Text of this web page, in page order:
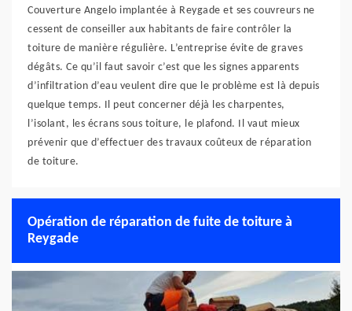
Couverture Angelo implantée à Reygade et ses couvreurs ne
cessent de conseiller aux habitants de faire contrôler la
toiture de manière régulière. L’entreprise évite de graves
dégâts. Ce qu’il faut savoir c’est que les signes apparents
d’infiltration d’eau veulent dire que le problème est là depuis
quelque temps. Il peut concerner déjà les charpentes,
l’isolant, les écrans sous toiture, le plafond. Il vaut mieux
prévenir que d’effectuer des travaux coûteux de réparation
de toiture.
Opération de réparation de fuite de toiture à
Reygade